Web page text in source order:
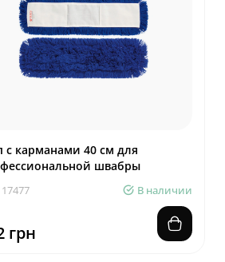
с карманами 40 см для
швабры
В наличии
грн